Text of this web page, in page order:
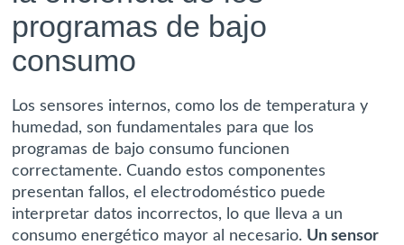
programas de bajo
consumo
Los sensores internos, como los de temperatura y
humedad, son fundamentales para que los
programas de bajo consumo funcionen
correctamente. Cuando estos componentes
presentan fallos, el electrodoméstico puede
interpretar datos incorrectos, lo que lleva a un
consumo energético mayor al necesario. Un sensor